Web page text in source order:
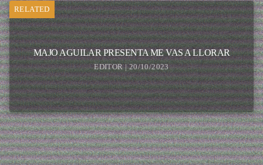
RELATED
MAJO AGUILAR PRESENTA ME VAS A LLORAR
EDITOR | 20/10/2023